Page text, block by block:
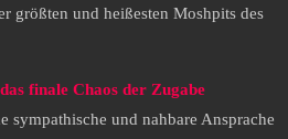
größten und heißesten Moshpits des
finale Chaos der Zugabe
sympathische und nahbare Ansprache